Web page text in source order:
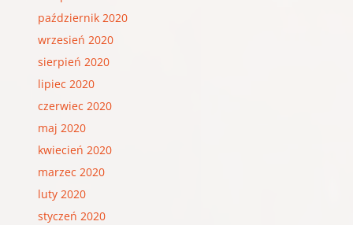
październik 2020
wrzesień 2020
sierpień 2020
lipiec 2020
czerwiec 2020
maj 2020
kwiecień 2020
marzec 2020
luty 2020
styczeń 2020